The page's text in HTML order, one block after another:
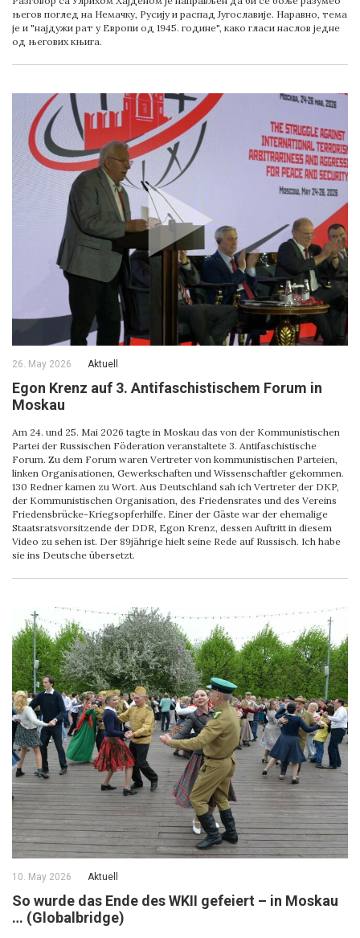
његов поглед на Немачку, Русију и распад Југославије. Наравно, тема
је и "најдужи рат у Европи од 1945. године", како гласи наслов једне
од његових књига.
26. May 2026 Aktuell
Egon Krenz auf 3. Antifaschistischem Forum in
Moskau
Am 24. und 25. Mai 2026 tagte in Moskau das von der Kommunistischen
Partei der Russischen Föderation veranstaltete 3. Antifaschistische
Forum. Zu dem Forum waren Vertreter von kommunistischen Parteien,
linken Organisationen, Gewerkschaften und Wissenschaftler gekommen.
130 Redner kamen zu Wort. Aus Deutschland sah ich Vertreter der DKP,
der Kommunistischen Organisation, des Friedensrates und des Vereins
Friedensbrücke-Kriegsopferhilfe. Einer der Gäste war der ehemalige
Staatsratsvorsitzende der DDR, Egon Krenz, dessen Auftritt in diesem
Video zu sehen ist. Der 89jährige hielt seine Rede auf Russisch. Ich habe
sie ins Deutsche übersetzt.
10. May 2026 Aktuell
So wurde das Ende des WKII gefeiert – in Moskau
… (Globalbridge)